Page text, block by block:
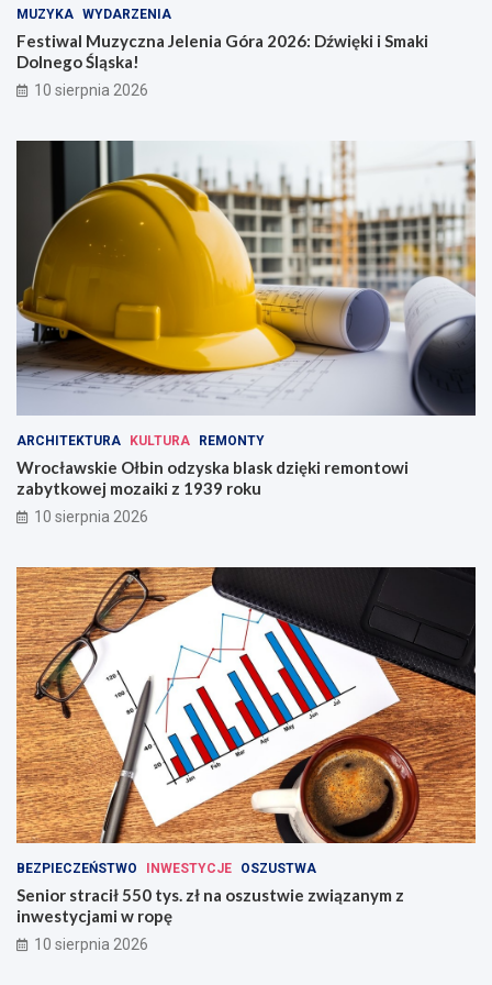
ż
j
e
r
S
a
k
i
ą
s
k
a
!
MUZYKA WYDARZENIA
Festiwal Muzyczna Jelenia Góra 2026: Dźwięki i Smaki
Dolnego Śląska!
10 sierpnia 2026
ARCHITEKTURA KULTURA REMONTY
Wrocławskie Ołbin odzyska blask dzięki remontowi
zabytkowej mozaiki z 1939 roku
10 sierpnia 2026
BEZPIECZEŃSTWO INWESTYCJE OSZUSTWA
Senior stracił 550 tys. zł na oszustwie związanym z
inwestycjami w ropę
10 sierpnia 2026